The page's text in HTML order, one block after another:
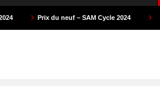
Prix du neuf – SAM Cycle 2024 Prix